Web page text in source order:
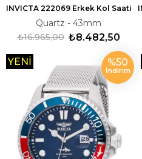
INVICTA 222069 Erkek Kol Saati
Quartz - 43mm
₺8.482,50
₺16.965,00
%50
İndirim
YENI